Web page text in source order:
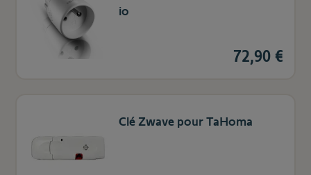
io
72,90 €
Clé Zwave pour TaHoma